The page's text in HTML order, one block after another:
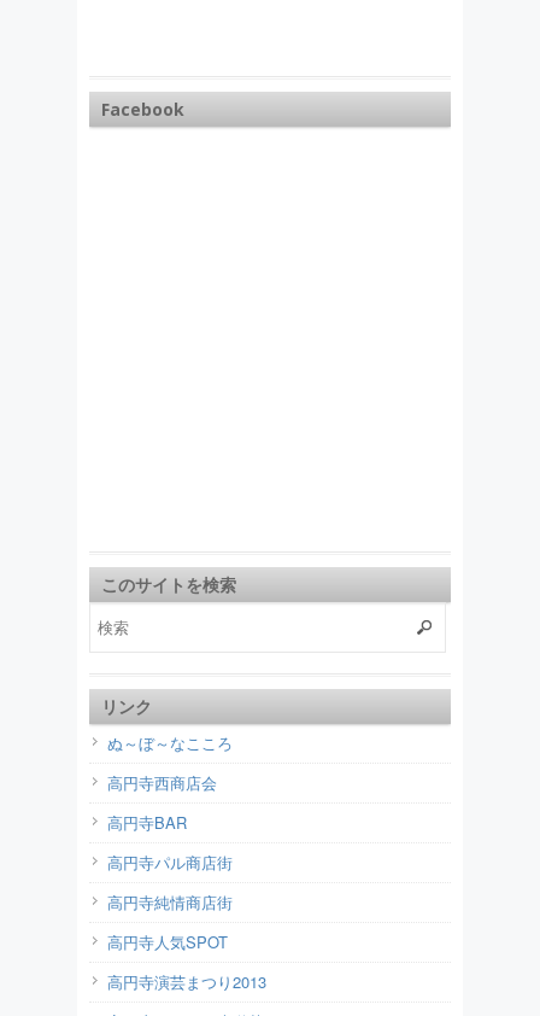
Facebook
このサイトを検索
リンク
ぬ～ぼ～なこころ
高円寺西商店会
高円寺BAR
高円寺パル商店街
高円寺純情商店街
高円寺人気SPOT
高円寺演芸まつり2013